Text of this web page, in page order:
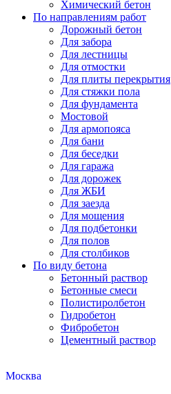
Химический бетон
По направлениям работ
Дорожный бетон
Для забора
Для лестницы
Для отмостки
Для плиты перекрытия
Для стяжки пола
Для фундамента
Мостовой
Для армопояса
Для бани
Для беседки
Для гаража
Для дорожек
Для ЖБИ
Для заезда
Для мощения
Для подбетонки
Для полов
Для столбиков
По виду бетона
Бетонный раствор
Бетонные смеси
Полистиролбетон
Гидробетон
Фибробетон
Цементный раствор
Москва